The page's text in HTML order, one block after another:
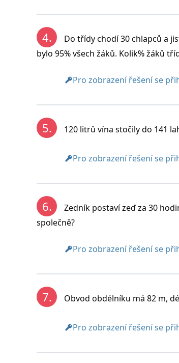
Ve třídě malo 18 žáků
4.
Do třídy chodí 30 chlapců a
bylo 95% všech žáků. Kolik% žáků
Pro zobrazení řešení se
5. 120 litrů vína stočily do 141
Pro zobrazení řešení se
6.
Zedník postaví zeď za 30
společně?
Pro zobrazení řešení se
7. Obvod obdélníku má 82 m,
Pro zobrazení řešení se